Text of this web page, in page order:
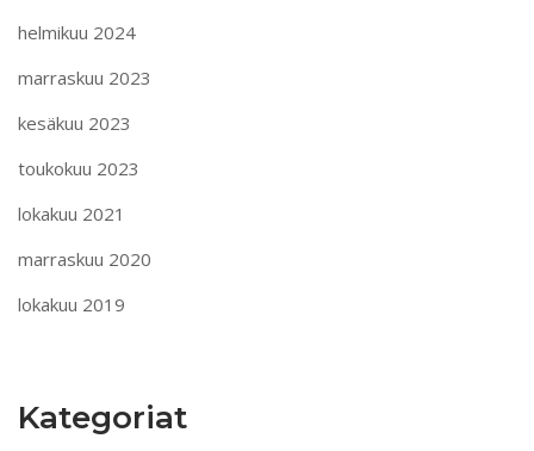
helmikuu 2024
marraskuu 2023
kesäkuu 2023
toukokuu 2023
lokakuu 2021
marraskuu 2020
lokakuu 2019
Kategoriat